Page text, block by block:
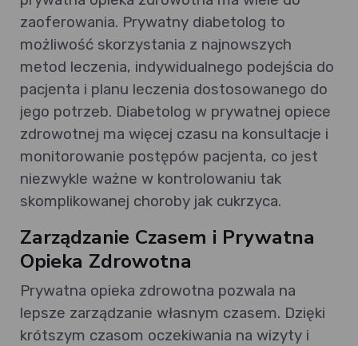
zaoferowania. Prywatny diabetolog to
możliwość skorzystania z najnowszych
metod leczenia, indywidualnego podejścia do
pacjenta i planu leczenia dostosowanego do
jego potrzeb. Diabetolog w prywatnej opiece
zdrowotnej ma więcej czasu na konsultacje i
monitorowanie postępów pacjenta, co jest
niezwykle ważne w kontrolowaniu tak
skomplikowanej choroby jak cukrzyca.
Zarządzanie Czasem i Prywatna
Opieka Zdrowotna
Prywatna opieka zdrowotna pozwala na
lepsze zarządzanie własnym czasem. Dzięki
krótszym czasom oczekiwania na wizyty i